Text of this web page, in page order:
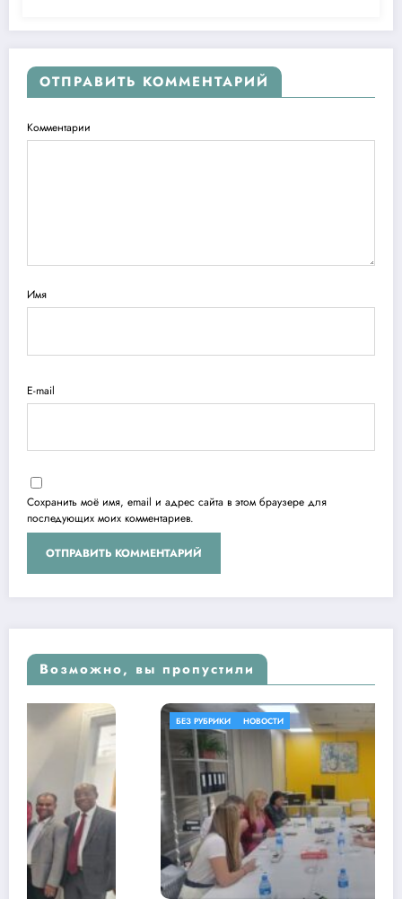
ОТПРАВИТЬ КОММЕНТАРИЙ
Комментарии
Имя
E-mail
Сохранить моё имя, email и адрес сайта в этом браузере для
последующих моих комментариев.
Возможно, вы пропустили
БЕЗ РУБРИКИ